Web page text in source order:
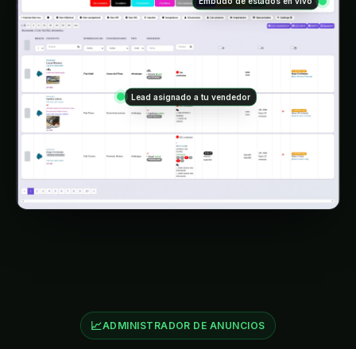
Lead asignado a tu vendedor
📈ADMINISTRADOR DE ANUNCIOS